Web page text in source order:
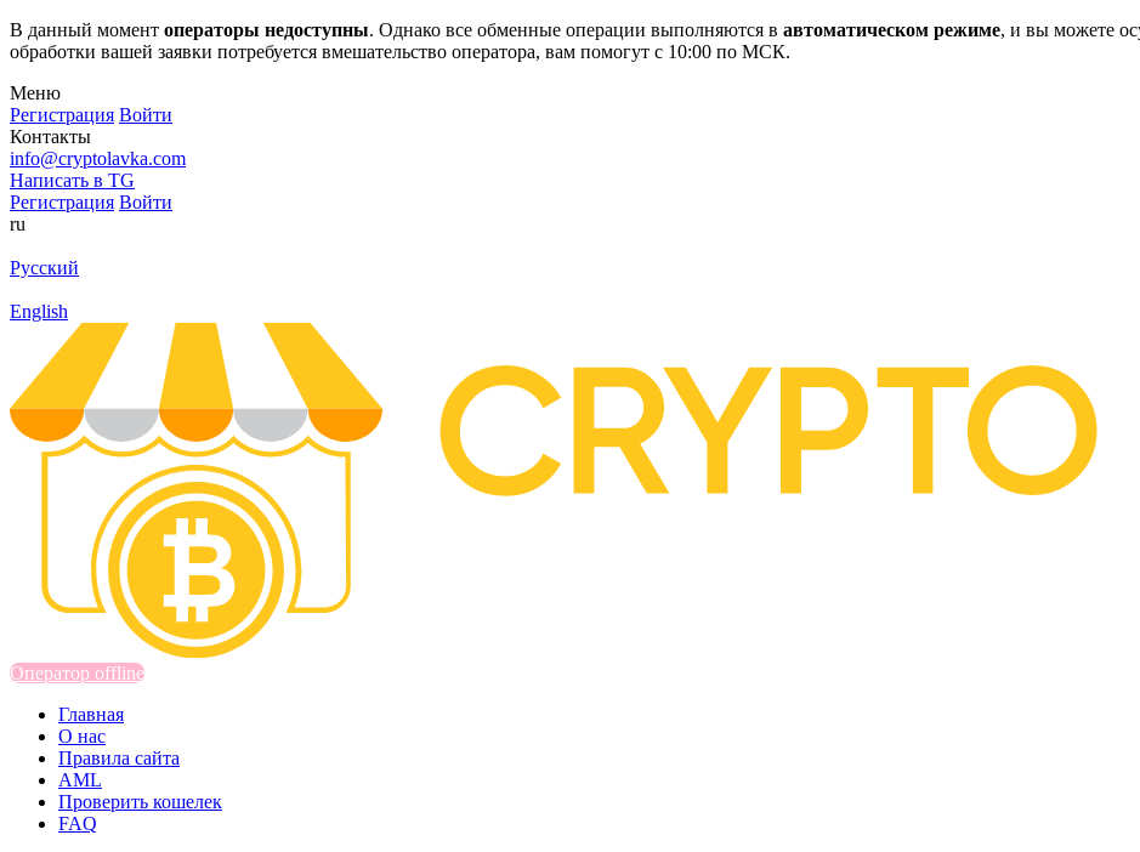
В данный момент операторы недоступны. Однако все обменные операции выполняются в автоматическом режиме, и вы можете
обработки вашей заявки потребуется вмешательство оператора, вам помогут с 10:00 по МСК.
Меню
Регистрация Войти
Контакты
info@cryptolavka.com
Написать в TG
Регистрация Войти
ru
Русский
English
Оператор offline
Главная
О нас
Правила сайта
AML
Проверить кошелек
FAQ